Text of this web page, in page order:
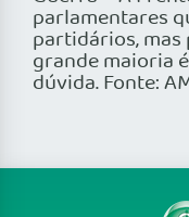
parlamentares
partidários,
grande maioria
dúvida. Fonte: